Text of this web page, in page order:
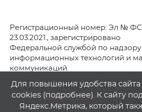
Регистрационный номер: Эл №
23.03.2021., зарегистрировано
Федеральной службой по надзору
информационных технологий и
коммуникаций.
© АО Телеканал «Первый
Любое использование
только при указании
Для повышения удобства
cookies (подробнее). К сайту
Яндекс.Метрика, который